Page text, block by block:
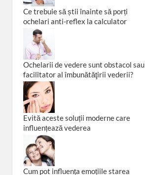
Ce trebuie să știi înainte să porți
ochelari anti-reflex la calculator
Ochelarii de vedere sunt obstacol sau
facilitator al îmbunătăţirii vederii?
Evită aceste soluții moderne care
influențează vederea
Cum pot influența emoțiile starea